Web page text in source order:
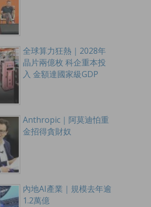
全球算力狂熱｜2028年
晶片兩億枚 科企重本投
入 金額達國家級GDP
Anthropic｜阿莫迪怕重
金招得貪財奴
內地AI產業｜規模去年逾
1.2萬億